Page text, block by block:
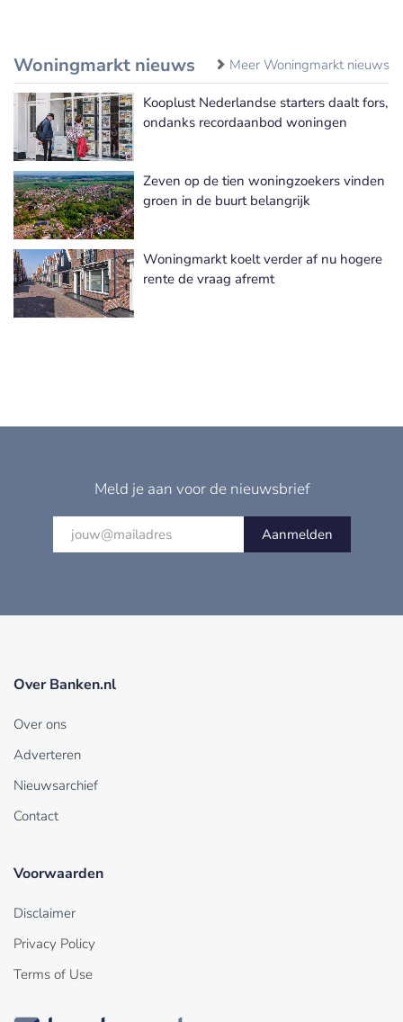
Woningmarkt nieuws Meer Woningmarkt nieuws
Kooplust Nederlandse starters daalt fors,
ondanks recordaanbod woningen
Zeven op de tien woningzoekers vinden
groen in de buurt belangrijk
Woningmarkt koelt verder af nu hogere
rente de vraag afremt
Meld je aan voor de nieuwsbrief
Aanmelden
Over Banken.nl
Over ons
Adverteren
Nieuwsarchief
Contact
Voorwaarden
Disclaimer
Privacy Policy
Terms of Use